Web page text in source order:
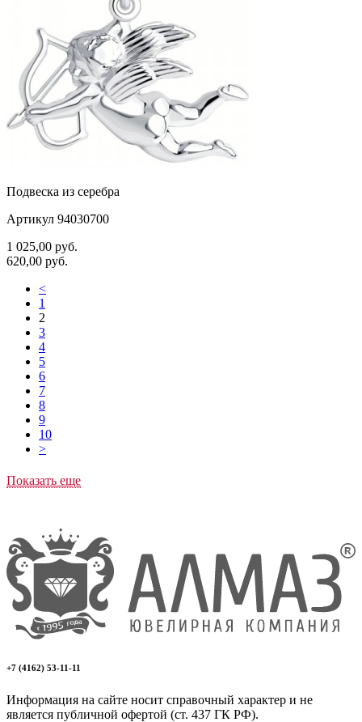
Подвеска из серебра
Артикул 94030700
1 025,00 руб.
620,00 руб.
<
1
2
3
4
5
6
7
8
9
10
>
Показать еще
+7 (4162) 53-11-11
Информация на сайте носит справочный характер и не
является публичной офертой (ст. 437 ГК РФ).